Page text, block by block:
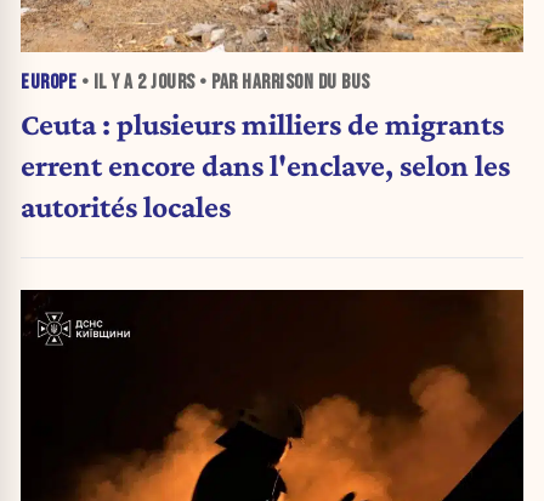
EUROPE • IL Y A 2 JOURS• PAR HARRISON DU BUS
Ceuta : plusieurs milliers de migrants
errent encore dans l'enclave, selon les
autorités locales